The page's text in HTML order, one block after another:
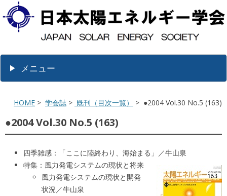
メニュー
HOME > 学会誌 > 既刊（目次一覧） > ●2004 Vol.30 No.5 (163)
●2004 Vol.30 No.5 (163)
四季雑感：「ここに陸終わり、海始まる」／牛山泉
特集：風力発電システムの現状と将来
風力発電システムの現状と開発
状況／牛山泉